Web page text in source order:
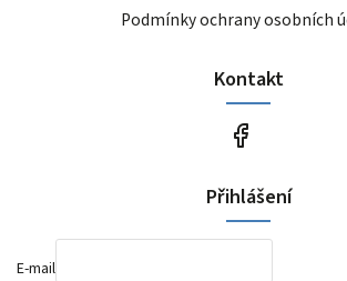
Podmínky ochrany osobních
Kontakt
Přihlášení
E-mail